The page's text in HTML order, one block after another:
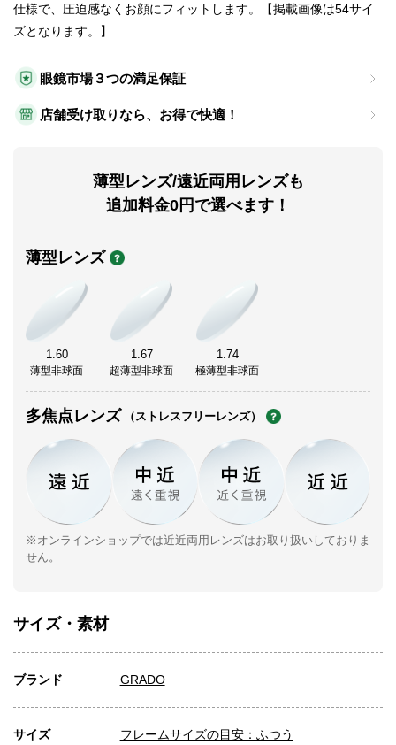
眼鏡市場３つの満足保証
店舗受け取りなら、お得で快適！
薄型レンズ/遠近両用レンズも
追加料金0円で選べます！
薄型レンズ
1.60
薄型非球面
1.67
超薄型非球面
1.74
極薄型非球面
多焦点レンズ （ストレスフリーレンズ）
※オンラインショップでは近近両用レンズはお取り扱いしておりま
せん。
仕様で、圧迫感なくお顔にフィットします。【掲載画像は54サイ
ズとなります。】
サイズ・素材
ブランド GRADO
サイズ フレームサイズの目安：ふつう